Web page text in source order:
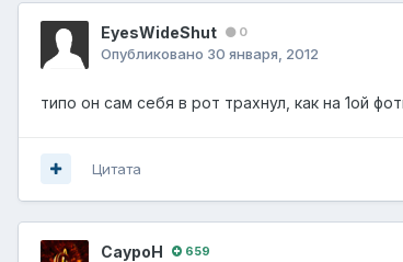
EyesWideShut 0
Опубликовано 30 января, 2012
типо он сам себя в рот трахнул, как на 1ой
Цитата
СауроН 659